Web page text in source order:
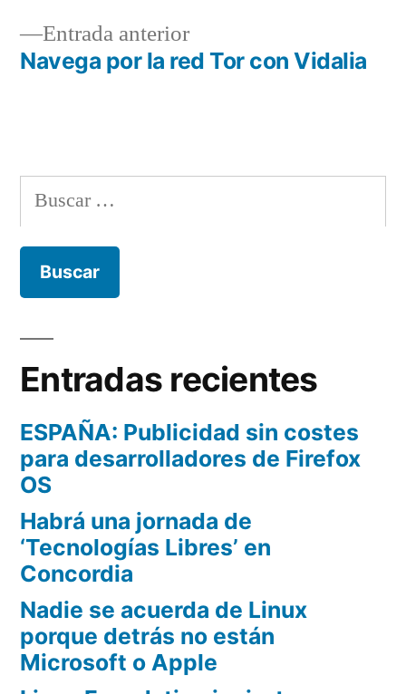
entradas
Entrada anteriorEntrada
anterior:
Navega por la red Tor con Vidalia
Buscar:
Entradas recientes
ESPAÑA: Publicidad sin costes
para desarrolladores de Firefox
OS
Habrá una jornada de
‘Tecnologías Libres’ en
Concordia
Nadie se acuerda de Linux
porque detrás no están
Microsoft o Apple